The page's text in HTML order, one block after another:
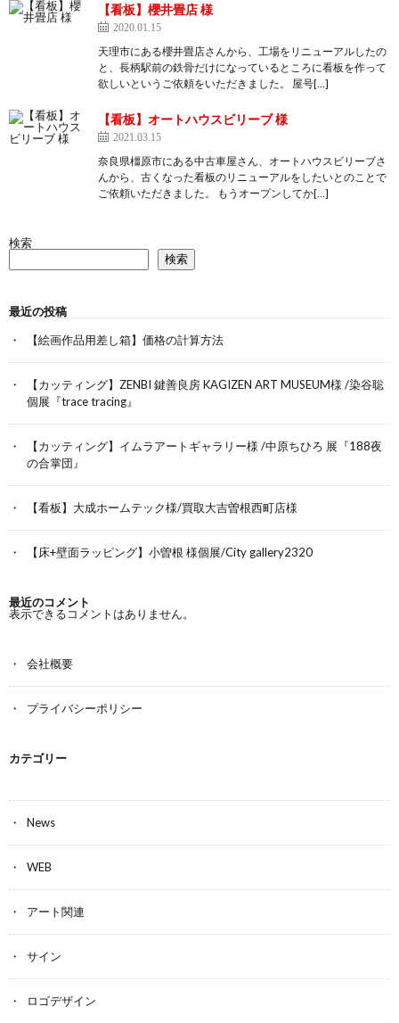
【看板】櫻井畳店 様
2020.01.15
天理市にある櫻井畳店さんから、工場をリニューアルしたの
と、長柄駅前の鉄骨だけになっているところに看板を作って
欲しいというご依頼をいただきました。 屋号[…]
【看板】オートハウスビリーブ 様
2021.03.15
奈良県橿原市にある中古車屋さん、オートハウスビリーブさ
んから、古くなった看板のリニューアルをしたいとのことで
ご依頼いただきました。 もうオープンしてか[…]
検索
検索
最近の投稿
【絵画作品用差し箱】価格の計算方法
【カッティング】ZENBI 鍵善良房 KAGIZEN ART MUSEUM様 /染谷聡
個展『trace tracing』
【カッティング】イムラアートギャラリー様 /中原ちひろ 展『188夜
の合掌団』
【看板】大成ホームテック様/買取大吉曽根西町店様
【床+壁面ラッピング】小曽根 様個展/City gallery2320
最近のコメント
表示できるコメントはありません。
会社概要
プライバシーポリシー
カテゴリー
News
WEB
アート関連
サイン
ロゴデザイン